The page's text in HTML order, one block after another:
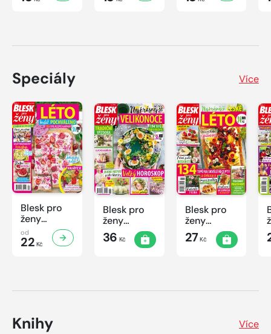
Speciály Více
Blesk pro
ženy
speciál
č.2/2026
od
22 Kč
Blesk pro
ženy
speciál
č.1/2026
36 Kč
Blesk pro
ženy
speciál
č.2/2025
27Kč
Knihy Více